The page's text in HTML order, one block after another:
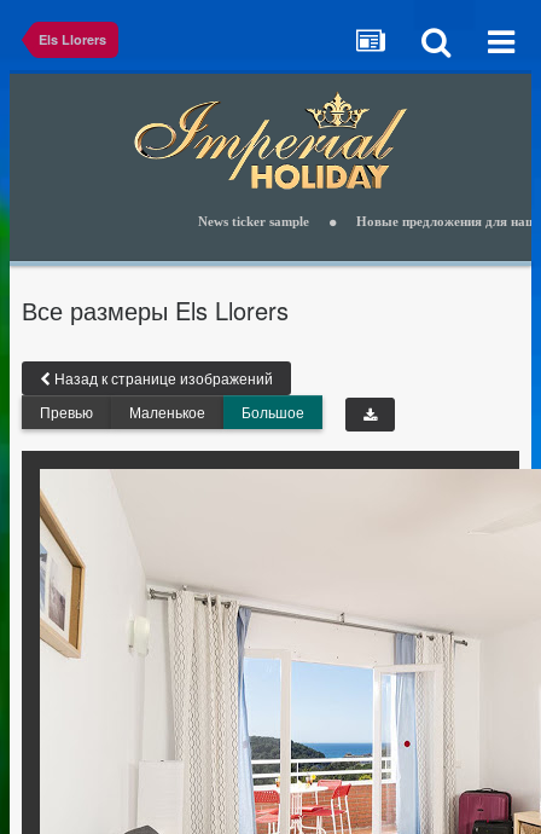
Els Llorers
News ticker sample Новые предложения для наших
Все размеры Els Llorers
Назад к странице изображений
Превью
Маленькое Большое